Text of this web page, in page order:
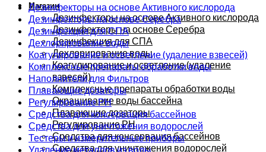
Магазин
Дезинфекторы на основе Активного кислорода
Дезинфекторы на основе Серебра
Дезинфекция для СПА
Дехлорирование воды
Коагулирование и осветление (удаление
взвесей)
Комплексные препараты обработки воды
Окрашивание воды бассейна
Плавающие дозаторы
Регулирование РН
Средства для консервация бассейнов
Средства для уничтожения водорослей
Дезинфекторы на основе Активного кислорода
Дезинфекторы на основе Серебра
Дезинфекция для СПА
Дехлорирование воды
Коагулирование и осветление (удаление взвесей)
Комплексные препараты обработки воды
Наполнители для Фильтров
Плавающие дозаторы
Регулирование РН
Средства для консервация бассейнов
Средства для уничтожения водорослей
Тестеры и измерительные приборы
Удаление металлов из воды